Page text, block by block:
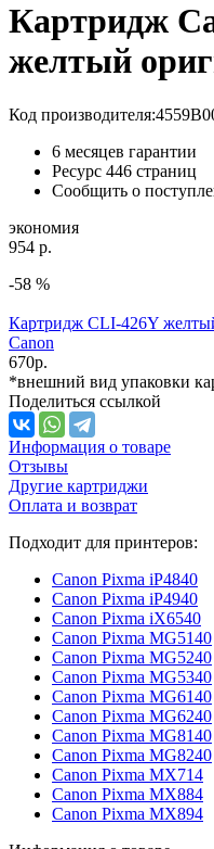
Картридж
желтый
Код производителя:
6 месяцев гарантии
Ресурс 446 страниц
Сообщить о
экономия
954 р.
-58 %
Картридж CLI-426Y
Canon
670р.
*внешний вид упаковки
Поделиться ссылкой
Информация о товаре
Отзывы
Другие картриджи
Оплата и возврат
Подходит для принтеров:
Canon Pixma iP4840
Canon Pixma iP4940
Canon Pixma iX6540
Canon Pixma MG5140
Canon Pixma MG5240
Canon Pixma MG5340
Canon Pixma MG6140
Canon Pixma MG6240
Canon Pixma MG8140
Canon Pixma MG8240
Canon Pixma MX714
Canon Pixma MX884
Canon Pixma MX894